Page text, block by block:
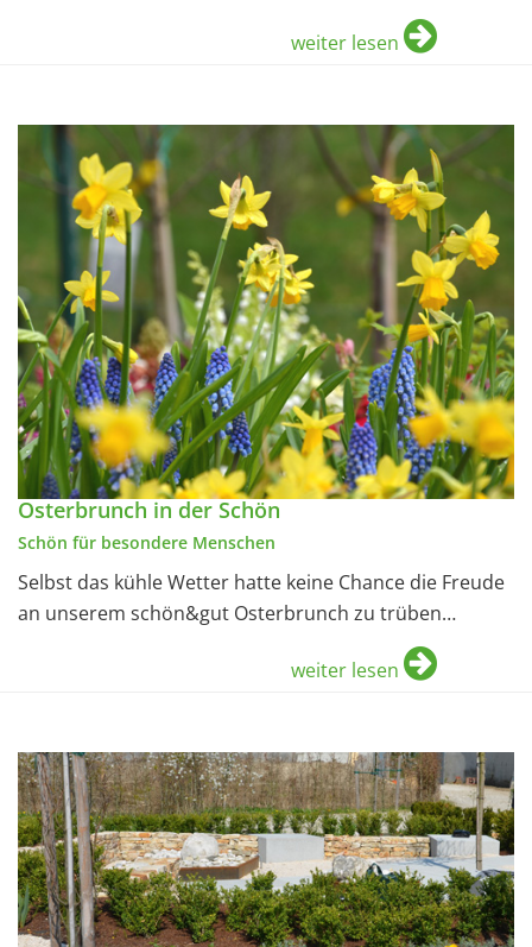
weiter lesen
Osterbrunch in der Schön
Schön für besondere Menschen
Selbst das kühle Wetter hatte keine Chance die Freude
an unserem schön&gut Osterbrunch zu trüben…
weiter lesen